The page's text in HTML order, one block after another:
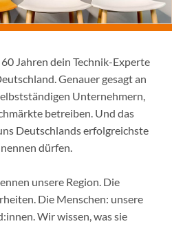
Jahren dein Technik-Experte
Genauer gesagt an
Unternehmern,
betreiben. Und das
Deutschlands erfolgreichste
dürfen.
unsere Region. Die
Die Menschen: unsere
Wir wissen, was sie